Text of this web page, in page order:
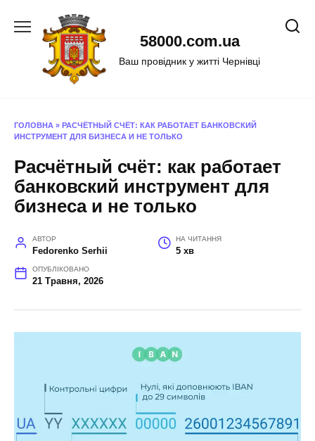
58000.com.ua
Ваш провідник у житті Чернівці
ГОЛОВНА » РАСЧЁТНЫЙ СЧЁТ: КАК РАБОТАЕТ БАНКОВСКИЙ
ИНСТРУМЕНТ ДЛЯ БИЗНЕСА И НЕ ТОЛЬКО
Расчётный счёт: как работает
банковский инструмент для
бизнеса и не только
АВТОР
Fedorenko Serhii
НА ЧИТАННЯ
5 хв
ОПУБЛІКОВАНО
21 Травня, 2026